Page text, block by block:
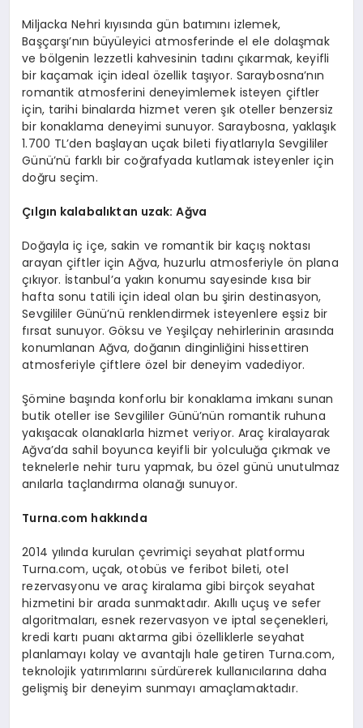
Miljacka Nehri kıyısında gün batımını izlemek,
Başçarşı’nın büyüleyici atmosferinde el ele dolaşmak
ve bölgenin lezzetli kahvesinin tadını çıkarmak, keyifli
bir kaçamak için ideal özellik taşıyor. Saraybosna’nın
romantik atmosferini deneyimlemek isteyen çiftler
için, tarihi binalarda hizmet veren şık oteller benzersiz
bir konaklama deneyimi sunuyor. Saraybosna, yaklaşık
1.700 TL’den başlayan uçak bileti fiyatlarıyla Sevgililer
Günü’nü farklı bir coğrafyada kutlamak isteyenler için
doğru seçim.
Çılgın kalabalıktan uzak: Ağva
Doğayla iç içe, sakin ve romantik bir kaçış noktası
arayan çiftler için Ağva, huzurlu atmosferiyle ön plana
çıkıyor. İstanbul’a yakın konumu sayesinde kısa bir
hafta sonu tatili için ideal olan bu şirin destinasyon,
Sevgililer Günü’nü renklendirmek isteyenlere eşsiz bir
fırsat sunuyor. Göksu ve Yeşilçay nehirlerinin arasında
konumlanan Ağva, doğanın dinginliğini hissettiren
atmosferiyle çiftlere özel bir deneyim vadediyor.
Şömine başında konforlu bir konaklama imkanı sunan
butik oteller ise Sevgililer Günü’nün romantik ruhuna
yakışacak olanaklarla hizmet veriyor. Araç kiralayarak
Ağva’da sahil boyunca keyifli bir yolculuğa çıkmak ve
teknelerle nehir turu yapmak, bu özel günü unutulmaz
anılarla taçlandırma olanağı sunuyor.
Turna.com hakkında
2014 yılında kurulan çevrimiçi seyahat platformu
Turna.com, uçak, otobüs ve feribot bileti, otel
rezervasyonu ve araç kiralama gibi birçok seyahat
hizmetini bir arada sunmaktadır. Akıllı uçuş ve sefer
algoritmaları, esnek rezervasyon ve iptal seçenekleri,
kredi kartı puanı aktarma gibi özelliklerle seyahat
planlamayı kolay ve avantajlı hale getiren Turna.com,
teknolojik yatırımlarını sürdürerek kullanıcılarına daha
gelişmiş bir deneyim sunmayı amaçlamaktadır.